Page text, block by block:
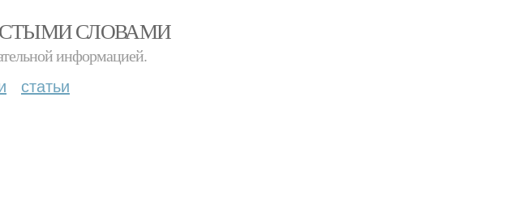
СЛОВАМИ
информацией.
статьи